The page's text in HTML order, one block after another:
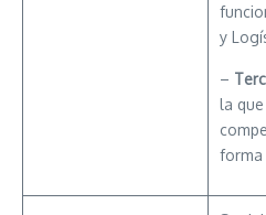
y
–
la
forma